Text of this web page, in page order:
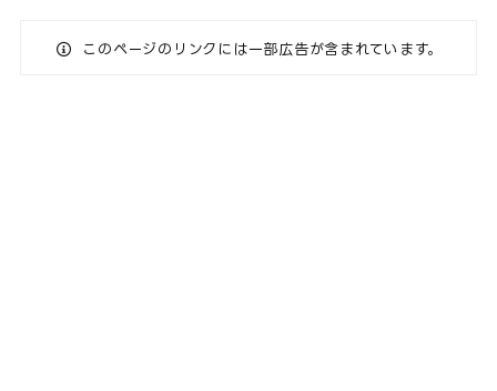
このページのリンクには一部広告が含まれています。